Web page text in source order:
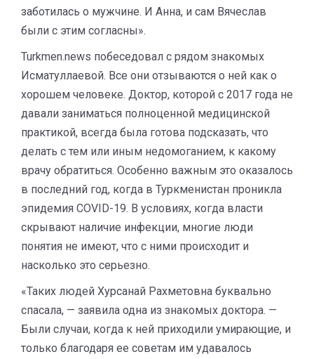
заботилась о мужчине. И Анна, и сам Вячеслав
были с этим согласны».
Turkmen.news побеседовал с рядом знакомых
Исматуллаевой. Все они отзываются о ней как о
хорошем человеке. Доктор, которой с 2017 года не
давали заниматься полноценной медицинской
практикой, всегда была готова подсказать, что
делать с тем или иным недомоганием, к какому
врачу обратиться. Особенно важным это оказалось
в последний год, когда в Туркменистан проникла
эпидемия COVID-19. В условиях, когда власти
скрывают наличие инфекции, многие люди
понятия не имеют, что с ними происходит и
насколько это серьезно.
«Таких людей Хурсанай Рахметовна буквально
спасала, — заявила одна из знакомых доктора. —
Были случаи, когда к ней приходили умирающие, и
только благодаря ее советам им удавалось